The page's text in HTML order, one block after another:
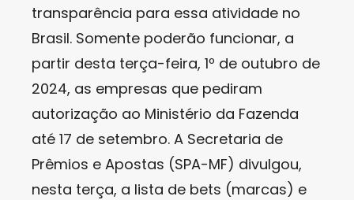
transparência para essa atividade no
Brasil. Somente poderão funcionar, a
partir desta terça-feira, 1º de outubro de
2024, as empresas que pediram
autorização ao Ministério da Fazenda
até 17 de setembro. A Secretaria de
Prêmios e Apostas (SPA-MF) divulgou,
nesta terça, a lista de bets (marcas) e